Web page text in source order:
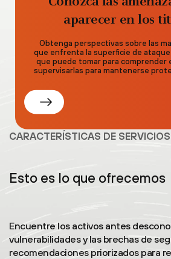
aparecer en los
Obtenga perspectivas sobre las
que enfrenta la superficie de ataque
que puede tomar para comprender
supervisarlas para mantenerse
CARACTERÍSTICAS DE SERVICIOS
Esto es lo que ofrecemos
Encuentre los activos antes
vulnerabilidades y las brechas de
recomendaciones priorizados para